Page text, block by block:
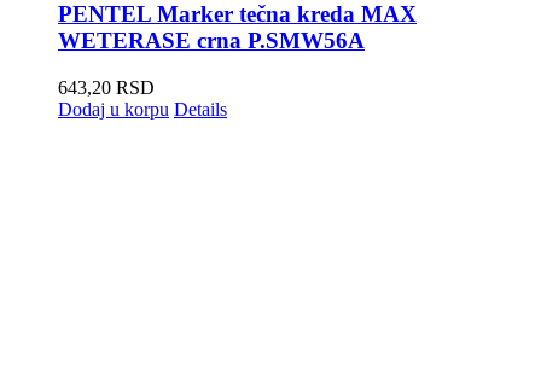
PENTEL Marker tečna kreda MAX
WETERASE crna P.SMW56A
643,20 RSD
Dodaj u korpu Details